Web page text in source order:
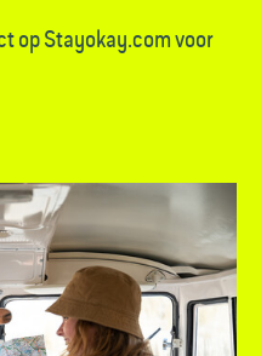
op Stayokay.com voor